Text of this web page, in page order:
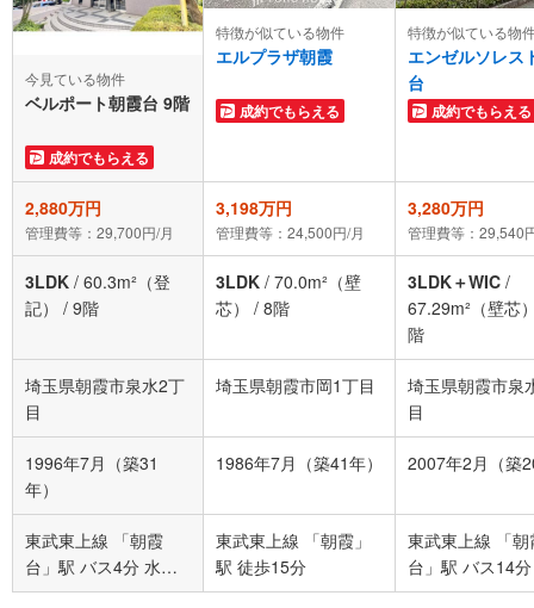
今見ている物件
ベルポート朝霞台 9階
成約でもらえる
特徴が似ている物件
エルプラザ朝霞
成約でもらえる
特徴が似ている物
エンゼルソレス
台
成約でもらえる
2,880万円
管理費等：29,700円/月
3,198万円
管理費等：24,500円/月
3,280万円
管理費等：29,540
3LDK / 60.3m²（登
記）
/ 9階
3LDK / 70.0m²（壁
芯）
/ 8階
3LDK＋WIC /
67.29m²（壁芯
階
埼玉県朝霞市泉水2丁
目
埼玉県朝霞市岡1丁目
埼玉県朝霞市泉
目
1996年7月（築31
年）
1986年7月（築41年） 2007年2月（築
東武東上線 「朝霞
台」駅 バス4分 水道
道路入口 バス停下車
東武東上線 「朝霞」
駅 徒歩15分
東武東上線 「朝
台」駅 バス14
止坂上 バス停下